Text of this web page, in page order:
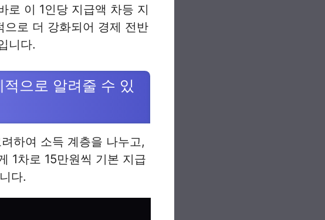
로 이 1인당 지급액 차등 지
로 더 강화되어 경제 전반
니다.
으로 알려줄 수 있
하여 소득 계층을 나누고,
1차로 15만원씩 기본 지급
다.